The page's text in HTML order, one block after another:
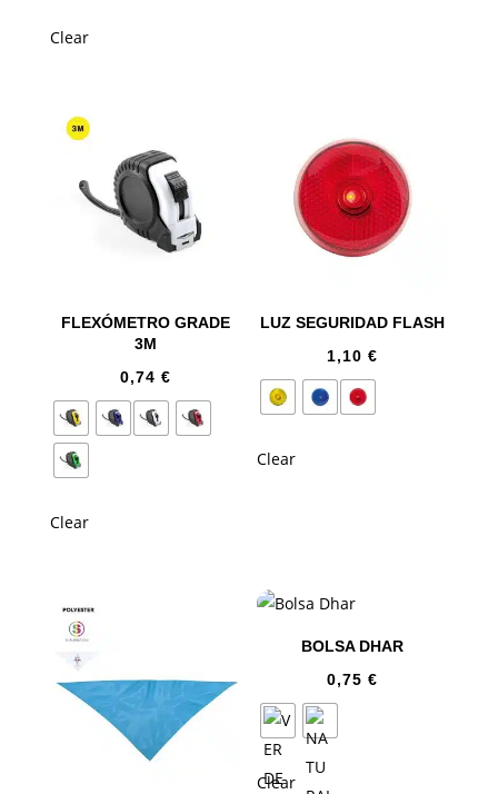
Clear
FLEXÓMETRO GRADE
3M
0,74 €
Clear
LUZ SEGURIDAD FLASH
1,10€
Clear
BOLSA DHAR
0,75€
Clear